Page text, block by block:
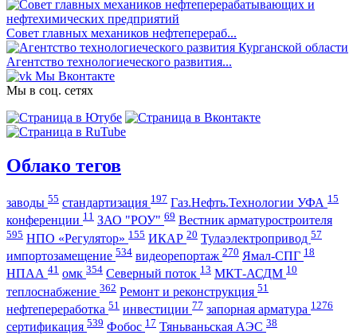
Совет главных механиков нефтеперераб...
Агентство технологиеческого развития...
Мы Вконтакте
Мы в соц. сетях
Облако тегов
заводы 55 стандартизация 197 Газ.Нефть.Технологии УФА 15
конференции 11 ЗАО "РОУ" 69 Вестник арматуростроителя
595 НПО «Регулятор» 155 ИКАР 20 Тулаэлектропривод 57
импортозамещение 534 видеорепортаж 270 Ямал-СПГ 18
НПАА 41 омк 354 Северный поток 13 МКТ-АСДМ 10
теплоснабжение 362 Ремонт и реконструкция 51
нефтепереработка 51 инвестиции 77 запорная арматура 1276
сертификация 539 Фобос 17 Тяньваньская АЭС 38